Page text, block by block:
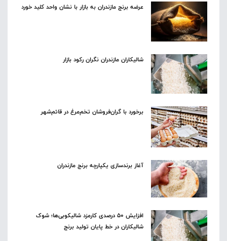
عرضه برنج مازندران به بازار با نشان واحد کلید خورد
شالیکاران مازندران نگران رکود بازار
برخورد با گران‌فروشان تخم‌مرغ در قائم‌شهر
آغاز برندسازی یکپارچه برنج مازندران
افزایش ۵۰ درصدی کارمزد شالیکوبی‌ها؛ شوک
شالیکاران در خط پایان تولید برنج